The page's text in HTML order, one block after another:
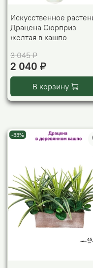
Искусственное
Драцена Сюрприз
желтая в кашпо
3 045 ₽
2 040 ₽
В корзину
-33%